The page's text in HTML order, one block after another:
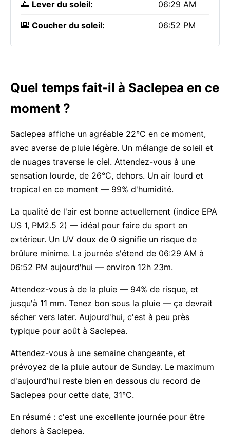
🌅 Lever du soleil: 06:29 AM
🌇 Coucher du soleil: 06:52 PM
Quel temps fait-il à Saclepea en ce
moment ?
Saclepea affiche un agréable 22°C en ce moment,
avec averse de pluie légère. Un mélange de soleil et
de nuages traverse le ciel. Attendez-vous à une
sensation lourde, de 26°C, dehors. Un air lourd et
tropical en ce moment — 99% d'humidité.
La qualité de l'air est bonne actuellement (indice EPA
US 1, PM2.5 2) — idéal pour faire du sport en
extérieur. Un UV doux de 0 signifie un risque de
brûlure minime. La journée s'étend de 06:29 AM à
06:52 PM aujourd'hui — environ 12h 23m.
Attendez-vous à de la pluie — 94% de risque, et
jusqu'à 11 mm. Tenez bon sous la pluie — ça devrait
sécher vers later. Aujourd'hui, c'est à peu près
typique pour août à Saclepea.
Attendez-vous à une semaine changeante, et
prévoyez de la pluie autour de Sunday. Le maximum
d'aujourd'hui reste bien en dessous du record de
Saclepea pour cette date, 31°C.
En résumé : c'est une excellente journée pour être
dehors à Saclepea.